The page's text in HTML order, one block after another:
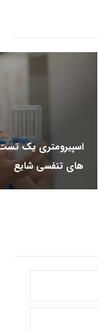
اسپیرومتری یک تست
های تنفسی شایع